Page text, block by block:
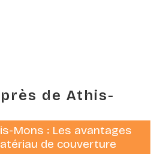
de Athis-
Mons : Les avantages
de couverture